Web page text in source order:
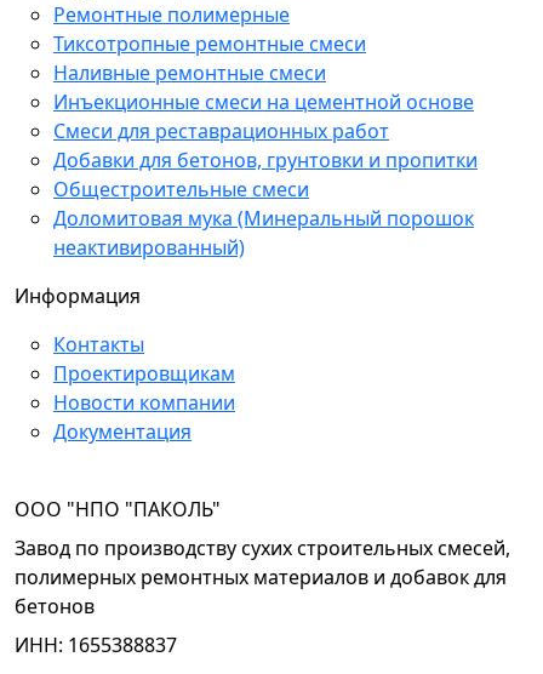
Ремонтные полимерные
Тиксотропные ремонтные смеси
Наливные ремонтные смеси
Инъекционные смеси на цементной основе
Смеси для реставрационных работ
Добавки для бетонов, грунтовки и пропитки
Общестроительные смеси
Доломитовая мука (Минеральный порошок
неактивированный)
Информация
Контакты
Проектировщикам
Новости компании
Документация
OOO "НПО "ПАКОЛЬ"
Завод по производству сухих строительных смесей,
полимерных ремонтных материалов и добавок для
бетонов
ИНН: 1655388837